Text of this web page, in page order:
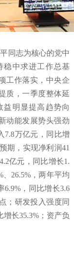
同志为核心的党中
稳中求进工作总基
工作落实，中央企
质，一季度整体延
益明显提高趋势向
动能发展势头强劲
7.8万亿元，同比增
期，实现净利润41
亿元，同比增长1.
、26.5%，两年平均
6.9%，同比增长3.6
；研发投入强度同
长35.3%；资产负